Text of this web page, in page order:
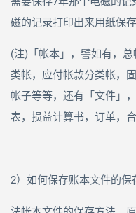
磁的记录打印出来用纸保
(注) 「帐本」，譬如有，
类帐，应付帐款分类帐，
帐子等等，还有「文件」
表，损益计算书，订单，
2）如何保存账本文件的保